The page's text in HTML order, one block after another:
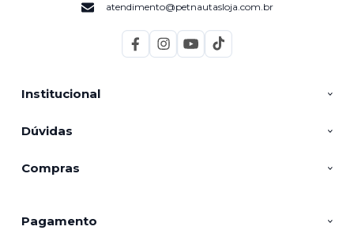
Institucional
Dúvidas
Compras
atendimento@petnautasloja.com.br
Pagamento